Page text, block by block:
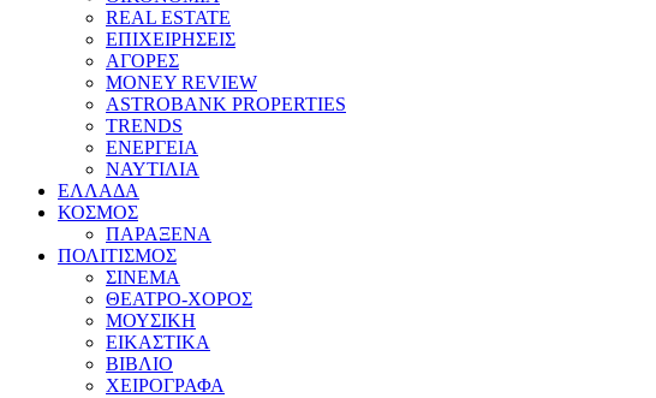
REAL ESTATE
ΕΠΙΧΕΙΡΗΣΕΙΣ
ΑΓΟΡΕΣ
MONEY REVIEW
ASTROBANK PROPERTIES
TRENDS
ΕΝΕΡΓΕΙΑ
ΝΑΥΤΙΛΙΑ
ΕΛΛΑΔΑ
ΚΟΣΜΟΣ
ΠΑΡΑΞΕΝΑ
ΠΟΛΙΤΙΣΜΟΣ
ΣΙΝΕΜΑ
ΘΕΑΤΡΟ-ΧΟΡΟΣ
ΜΟΥΣΙΚΗ
ΕΙΚΑΣΤΙΚΑ
ΒΙΒΛΙΟ
ΧΕΙΡΟΓΡΑΦΑ